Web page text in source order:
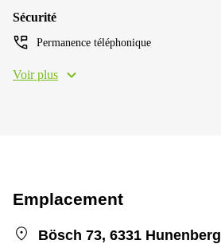
Sécurité
Permanence téléphonique
Voir plus
Emplacement
Bösch 73, 6331 Hunenberg